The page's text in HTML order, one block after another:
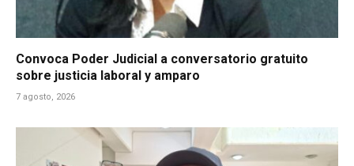
Convoca Poder Judicial a conversatorio gratuito
sobre justicia laboral y amparo
7 agosto, 2026